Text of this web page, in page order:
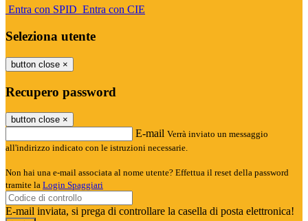
Entra con SPID Entra con CIE
Seleziona utente
button close ×
Recupero password
button close ×
E-mail Verrà inviato un messaggio
all'indirizzo indicato con le istruzioni necessarie.
Non hai una e-mail associata al nome utente? Effettua il reset della password
tramite la Login Spaggiari
E-mail inviata, si prega di controllare la casella di posta elettronica!